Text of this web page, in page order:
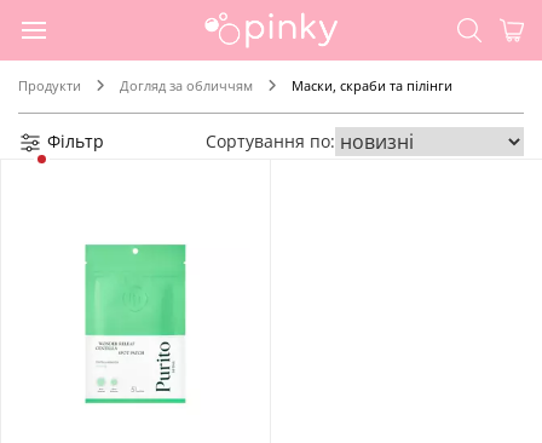
Продукти Догляд за обличчям Маски, скраби та пілінги
Фільтр Сортування по: